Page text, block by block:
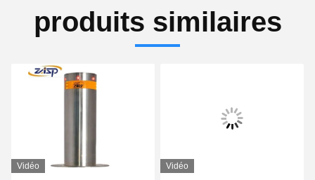
produits similaires
Vidéo Vidéo